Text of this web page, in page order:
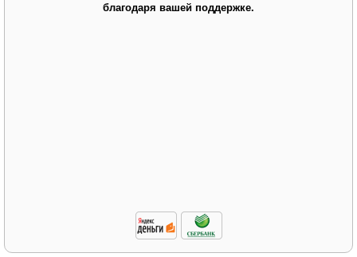
благодаря вашей поддержке.